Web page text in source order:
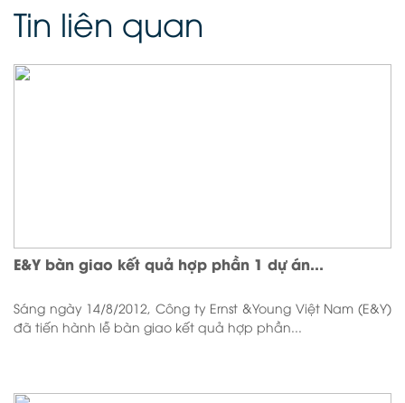
Tin liên quan
E&Y bàn giao kết quả hợp phần 1 dự án...
Sáng ngày 14/8/2012, Công ty Ernst &Young Việt Nam (E&Y)
đã tiến hành lễ bàn giao kết quả hợp phần...